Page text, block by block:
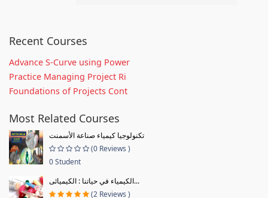
Recent Courses
Advance S-Curve using Power
Practice Managing Project Ri
Foundations of Projects Cont
Most Related Courses
تكنولوجيا كيمياء صناعة الأسمنت
(0 Reviews )
0 Student
الكيمياء في حياتنا : الكيميائى...
(2 Reviews )